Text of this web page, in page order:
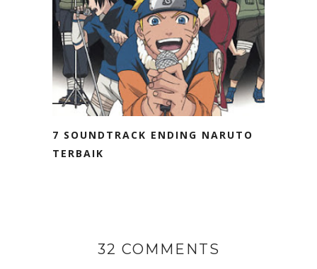
7 SOUNDTRACK ENDING NARUTO
TERBAIK
32 COMMENTS